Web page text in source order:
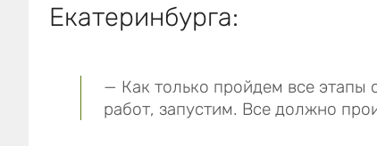
Екатеринбурга:
— Как только пройдем все этапы
работ, запустим. Все должно